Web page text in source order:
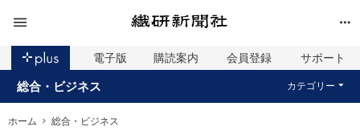
電子版 購読案内 会員登録 サポート
総合・ビジネス カテゴリー
ホーム 総合・ビジネス